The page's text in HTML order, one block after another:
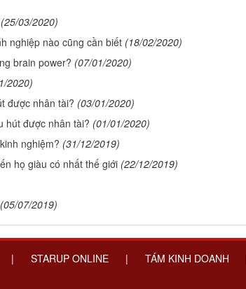
(25/03/2020)
nghiệp nào cũng cần biết (18/02/2020)
brain power? (07/01/2020)
2020)
được nhân tài? (03/01/2020)
hút được nhân tài? (01/01/2020)
nghiệm? (31/12/2019)
họ giàu có nhất thế giới (22/12/2019)
(05/07/2019)
| STARUP ONLINE | TÁM KINH DOANH